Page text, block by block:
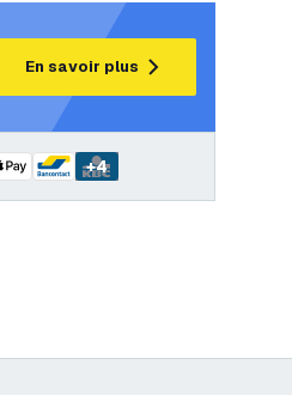
projet et plans d’éclairage
En savoir plus
+4